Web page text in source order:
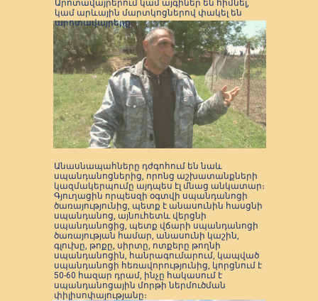
Անասնապահները դժգոհում են նաև
սպանդանոցներից, որոնց աշխատանքների
կազմակերպումը այդպես էլ մնաց անկատար։
Գյուղացին որպեսզի օգտվի սպանդանոցի
ծառայությունից, պետք է անասունին հասցնի
սպանդանոց, այնուհետև վերցնի
սպանդանոցից, պետք վճարի սպանդանոցի
ծառայության համար, անասունի կաշին,
գլուխը, թոքը, սիրտը, ոտքերը թողնի
սպանդանոցին, հանրագումարում, կապված
սպանդանոցի հեռավորությունից, կորցնում է
50-60 հազար դրամ, ինչը հակասում է
սպանդանոցային մորթի ներմուծման
փիլիսոփայությանը։
Արոտավայրերում կամ այգիներ են հիմնել,
կամ արևային մարտկոցներով փակել են
արոտավայրերը։